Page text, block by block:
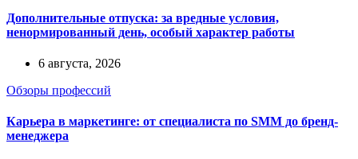
Дополнительные отпуска: за вредные условия,
ненормированный день, особый характер работы
6 августа, 2026
Обзоры профессий
Карьера в маркетинге: от специалиста по SMM до бренд-
менеджера